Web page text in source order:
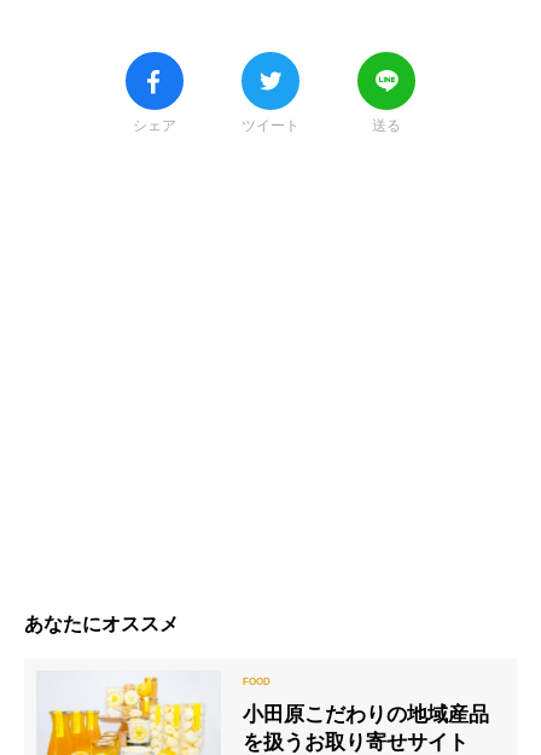
シェア ツイート 送る
あなたにオススメ
小田原こだわりの地域産品
を扱うお取り寄せサイト